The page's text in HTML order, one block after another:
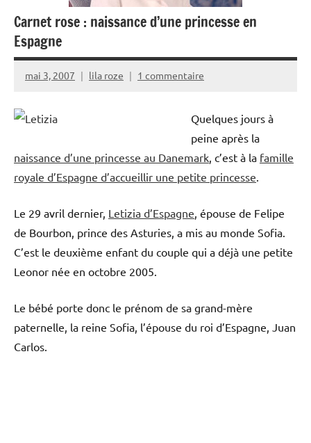
Carnet rose : naissance d’une princesse en
Espagne
mai 3, 2007 lila roze 1 commentaire
Quelques jours à
peine après la
naissance d’une princesse au Danemark , c’est à la famille
royale d’Espagne d’accueillir une petite princesse
Le 29 avril dernier, Letizia d’Espagne , épouse de Felipe
de Bourbon, prince des Asturies, a mis au monde Sofia.
C’est le deuxième enfant du couple qui a déjà une petite
Leonor née en octobre 2005.
Le bébé porte donc le prénom de sa grand-mère
paternelle, la reine Sofia, l’épouse du roi d’Espagne, Juan
Carlos.